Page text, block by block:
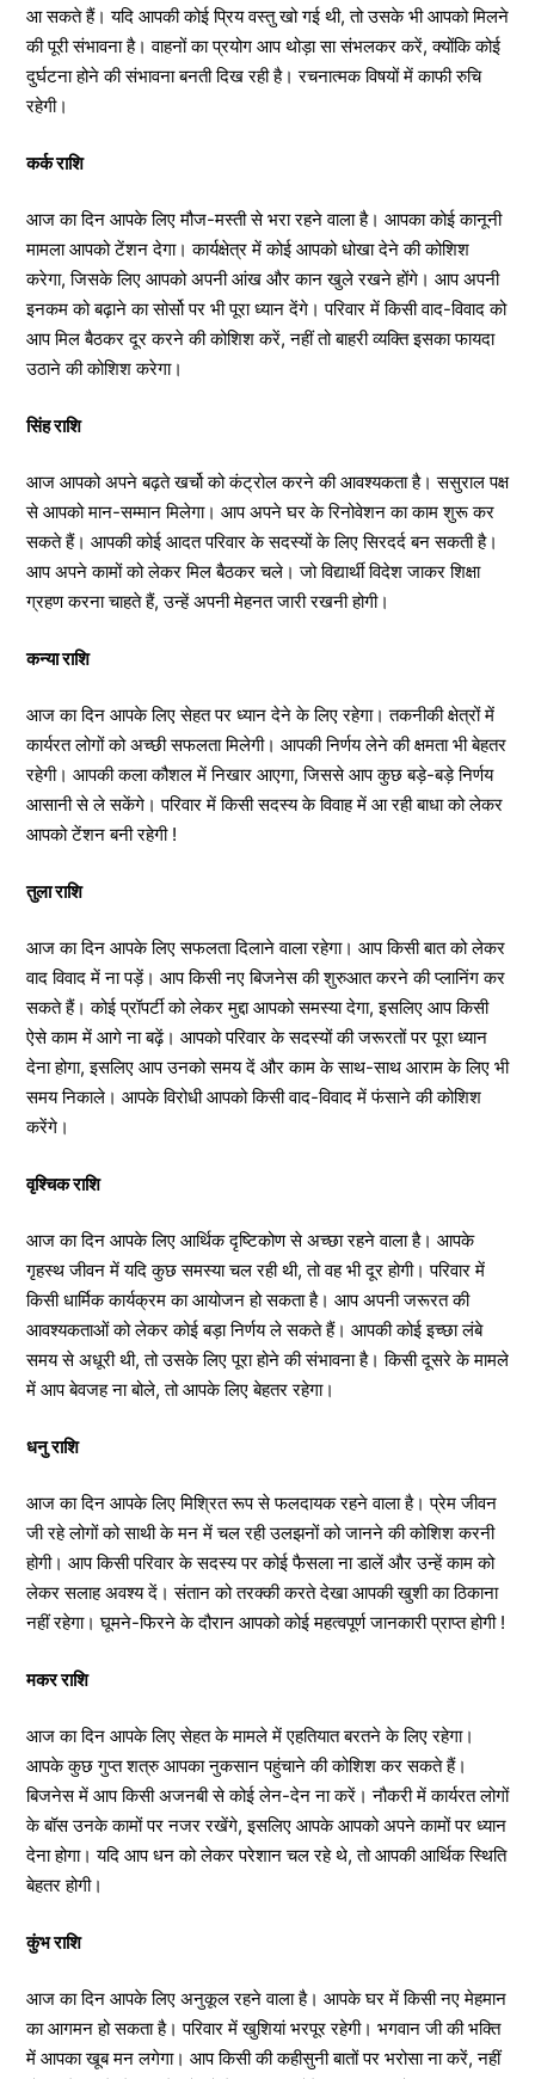
आ सकते हैं। यदि आपकी कोई प्रिय वस्तु खो गई थी, तो उसके भी आपको मिलने
की पूरी संभावना है। वाहनों का प्रयोग आप थोड़ा सा संभलकर करें, क्योंकि कोई
दुर्घटना होने की संभावना बनती दिख रही है। रचनात्मक विषयों में काफी रुचि
रहेगी।
कर्क राशि
आज का दिन आपके लिए मौज-मस्ती से भरा रहने वाला है। आपका कोई कानूनी
मामला आपको टेंशन देगा। कार्यक्षेत्र में कोई आपको धोखा देने की कोशिश
करेगा, जिसके लिए आपको अपनी आंख और कान खुले रखने होंगे। आप अपनी
इनकम को बढ़ाने का सोर्सो पर भी पूरा ध्यान देंगे। परिवार में किसी वाद-विवाद को
आप मिल बैठकर दूर करने की कोशिश करें, नहीं तो बाहरी व्यक्ति इसका फायदा
उठाने की कोशिश करेगा।
सिंह राशि
आज आपको अपने बढ़ते खर्चो को कंट्रोल करने की आवश्यकता है। ससुराल पक्ष
से आपको मान-सम्मान मिलेगा। आप अपने घर के रिनोवेशन का काम शुरू कर
सकते हैं। आपकी कोई आदत परिवार के सदस्यों के लिए सिरदर्द बन सकती है।
आप अपने कामों को लेकर मिल बैठकर चले। जो विद्यार्थी विदेश जाकर शिक्षा
ग्रहण करना चाहते हैं, उन्हें अपनी मेहनत जारी रखनी होगी।
कन्या राशि
आज का दिन आपके लिए सेहत पर ध्यान देने के लिए रहेगा। तकनीकी क्षेत्रों में
कार्यरत लोगों को अच्छी सफलता मिलेगी। आपकी निर्णय लेने की क्षमता भी बेहतर
रहेगी। आपकी कला कौशल में निखार आएगा, जिससे आप कुछ बड़े-बड़े निर्णय
आसानी से ले सकेंगे। परिवार में किसी सदस्य के विवाह में आ रही बाधा को लेकर
आपको टेंशन बनी रहेगी !
तुला राशि
आज का दिन आपके लिए सफलता दिलाने वाला रहेगा। आप किसी बात को लेकर
वाद विवाद में ना पड़ें। आप किसी नए बिजनेस की शुरुआत करने की प्लानिंग कर
सकते हैं। कोई प्रॉपर्टी को लेकर मुद्दा आपको समस्या देगा, इसलिए आप किसी
ऐसे काम में आगे ना बढ़ें। आपको परिवार के सदस्यों की जरूरतों पर पूरा ध्यान
देना होगा, इसलिए आप उनको समय दें और काम के साथ-साथ आराम के लिए भी
समय निकाले। आपके विरोधी आपको किसी वाद-विवाद में फंसाने की कोशिश
करेंगे।
वृश्चिक राशि
आज का दिन आपके लिए आर्थिक दृष्टिकोण से अच्छा रहने वाला है। आपके
गृहस्थ जीवन में यदि कुछ समस्या चल रही थी, तो वह भी दूर होगी। परिवार में
किसी धार्मिक कार्यक्रम का आयोजन हो सकता है। आप अपनी जरूरत की
आवश्यकताओं को लेकर कोई बड़ा निर्णय ले सकते हैं। आपकी कोई इच्छा लंबे
समय से अधूरी थी, तो उसके लिए पूरा होने की संभावना है। किसी दूसरे के मामले
में आप बेवजह ना बोले, तो आपके लिए बेहतर रहेगा।
धनु राशि
आज का दिन आपके लिए मिश्रित रूप से फलदायक रहने वाला है। प्रेम जीवन
जी रहे लोगों को साथी के मन में चल रही उलझनों को जानने की कोशिश करनी
होगी। आप किसी परिवार के सदस्य पर कोई फैसला ना डालें और उन्हें काम को
लेकर सलाह अवश्य दें। संतान को तरक्की करते देखा आपकी खुशी का ठिकाना
नहीं रहेगा। घूमने-फिरने के दौरान आपको कोई महत्वपूर्ण जानकारी प्राप्त होगी !
मकर राशि
आज का दिन आपके लिए सेहत के मामले में एहतियात बरतने के लिए रहेगा।
आपके कुछ गुप्त शत्रु आपका नुकसान पहुंचाने की कोशिश कर सकते हैं।
बिजनेस में आप किसी अजनबी से कोई लेन-देन ना करें। नौकरी में कार्यरत लोगों
के बॉस उनके कामों पर नजर रखेंगे, इसलिए आपके आपको अपने कामों पर ध्यान
देना होगा। यदि आप धन को लेकर परेशान चल रहे थे, तो आपकी आर्थिक स्थिति
बेहतर होगी।
कुंभ राशि
आज का दिन आपके लिए अनुकूल रहने वाला है। आपके घर में किसी नए मेहमान
का आगमन हो सकता है। परिवार में खुशियां भरपूर रहेगी। भगवान जी की भक्ति
में आपका खूब मन लगेगा। आप किसी की कहीसुनी बातों पर भरोसा ना करें, नहीं